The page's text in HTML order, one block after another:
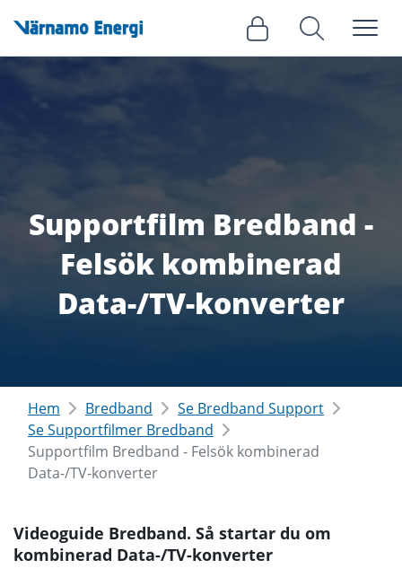
Supportfilm Bredband -
Felsök kombinerad
Data-/TV-konverter
Hem Bredband
Se Bredband Support
Se Supportfilmer Bredband
Supportfilm Bredband - Felsök kombinerad
Data-/TV-konverter
Videoguide Bredband. Så startar du om
kombinerad Data-/TV-konverter